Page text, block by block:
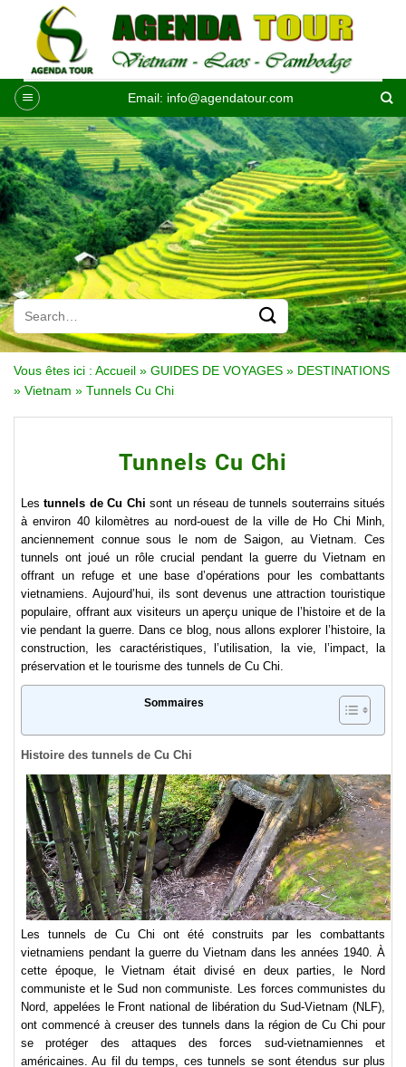
contenu
Email: info@agendatour.com
Vous êtes ici : Accueil » GUIDES DE VOYAGES » DESTINATIONS
» Vietnam » Tunnels Cu Chi
Tunnels Cu Chi
Lestunnels de Cu Chi sont un réseau de tunnels souterrains situés
à environ 40 kilomètres au nord-ouest de la ville de Ho Chi Minh,
anciennement connue sous le nom de Saigon, au Vietnam. Ces
tunnels ont joué un rôle crucial pendant la guerre du Vietnam en
offrant un refuge et une base d’opérations pour les combattants
vietnamiens. Aujourd’hui, ils sont devenus une attraction touristique
populaire, offrant aux visiteurs un aperçu unique de l’histoire et de la
vie pendant la guerre. Dans ce blog, nous allons explorer l’histoire, la
construction, les caractéristiques, l’utilisation, la vie, l’impact, la
préservation et le tourisme des tunnels de Cu Chi.
Sommaires
Histoire des tunnels de Cu Chi
Les tunnels de Cu Chi ont été construits par les combattants
vietnamiens pendant la guerre du Vietnam dans les années 1940. À
cette époque, le Vietnam était divisé en deux parties, le Nord
communiste et le Sud non communiste. Les forces communistes du
Nord, appelées le Front national de libération du Sud-Vietnam (NLF),
ont commencé à creuser des tunnels dans la région de Cu Chi pour
se protéger des attaques des forces sud-vietnamiennes et
américaines. Au fil du temps, ces tunnels se sont étendus sur plus